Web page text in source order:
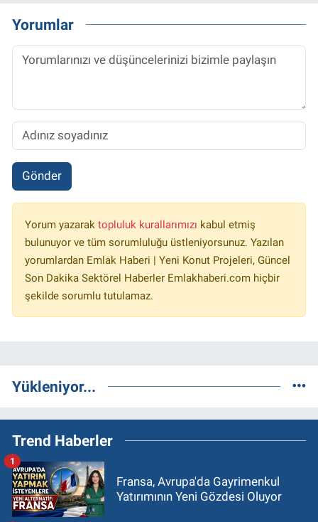
Yorumlar
Gönder
Yorum yazarak topluluk kurallarımızı kabul etmiş
bulunuyor ve tüm sorumluluğu üstleniyorsunuz. Yazılan
yorumlardan Emlak Haberi | Yeni Konut Projeleri, Güncel
Son Dakika Sektörel Haberler Emlakhaberi.com hiçbir
şekilde sorumlu tutulamaz.
Yükleniyor...
Trend Haberler
Fransa, Avrupa'da Gayrimenkul
Yatırımının Yeni Gözdesi Oluyor
1